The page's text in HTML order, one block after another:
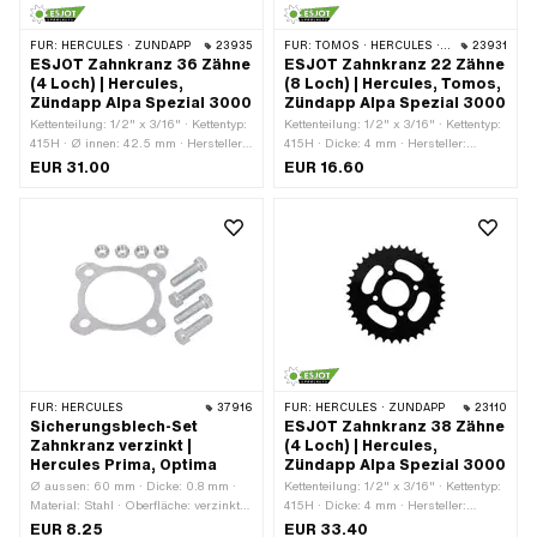
FÜR: HERCULES · ZÜNDAPP 23935
ESJOT Zahnkranz 36 Zähne
(4 Loch) | Hercules,
Zündapp Alpa Spezial 3000
Kettenteilung: 1/2" x 3/16" · Kettentyp:
415H · Ø innen: 42.5 mm · Hersteller:
ESJOT · Ø Befestigungsloch: 7.4 mm
schwarz · Anzahl Befestigungspunkte:
EUR 31.00
FÜR: TOMOS · HERCULES · ZÜNDAPP 23931
ESJOT Zahnkranz 22 Zähne
(8 Loch) | Hercules, Tomos,
Zündapp Alpa Spezial 3000
Kettenteilung: 1/2" x 3/16" · Kettentyp:
415H · Dicke: 4 mm · Hersteller:
ESJOT · Material: Stahl · Oberfläche:
Befestigungsloch: 7.4 mm · Anzahl
Befestigungspunkte: 4 Stk. · Anzahl
Befestigungspunkte: 8 Stk. · Ø
Lochkreis: 60.5 mm · Ø Lochkreis: 66
EUR 16.60
FÜR: HERCULES 37916
Sicherungsblech-Set
Zahnkranz verzinkt |
Hercules Prima, Optima
Ø aussen: 60 mm · Dicke: 0.8 mm ·
Material: Stahl · Oberfläche: verzinkt
(blau) · Ø innen: 50 mm · Anzahl
EUR 8.25
FÜR: HERCULES · ZÜNDAPP 23110
ESJOT Zahnkranz 38 Zähne
(4 Loch) | Hercules,
Zündapp Alpa Spezial 3000
Kettenteilung: 1/2" x 3/16" · Kettentyp:
415H · Dicke: 4 mm · Hersteller:
ESJOT · Material: Stahl · Oberfläche:
EUR 33.40